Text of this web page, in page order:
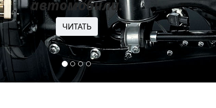
автомобили.
ЧИТАТЬ